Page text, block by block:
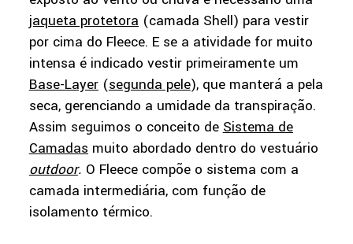
jaqueta protetora(camada Shell) para vestir
por cima do Fleece. E se a atividade for muito
intensa é indicado vestir primeiramente um
Base-Layer(segunda pele), que manterá a pela
seca, gerenciando a umidade da transpiração.
Assim seguimos o conceito deSistema de
Camadasmuito abordado dentro do vestuário
outdoor. O Fleece compõe o sistema com a
camada intermediária, com função de
isolamento térmico.